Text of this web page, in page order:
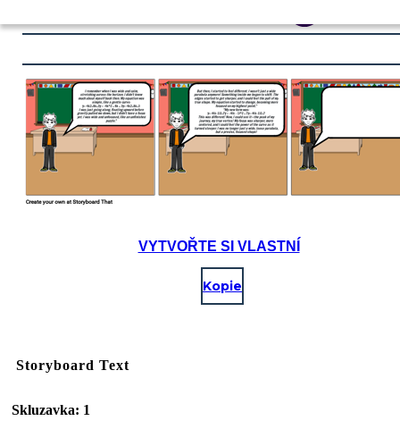
VYTVOŘTE SI VLASTNÍ
Kopie
Storyboard Text
Skluzavka: 1